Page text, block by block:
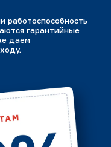
работоспособность
гарантийные
даем